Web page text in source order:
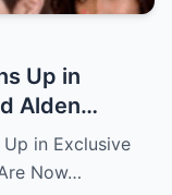
Up in
Alden
Up in Exclusive
Now…